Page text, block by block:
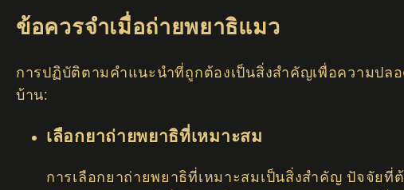
ข้อควรจำเมื่อถ่ายพยาธิแมว
การปฏิบัติตามคำแนะนำที่ถูกต้องเป็นสิ่งสำคัญเพื่อความป
บ้าน:
เลือกยาถ่ายพยาธิที่เหมาะสม
การเลือกยาถ่ายพยาธิที่เหมาะสมเป็นสิ่งสำคัญ ปัจจัย